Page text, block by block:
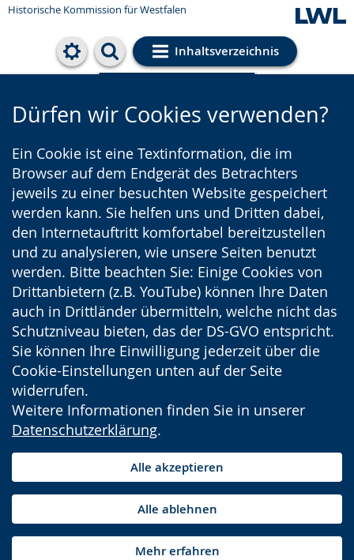
Historische Kommission für Westfalen
Inhaltsverzeichnis
Cookie-Einstellungen
Dürfen wir Cookies verwenden?
Ein Cookie ist eine Textinformation, die im
Browser auf dem Endgerät des Betrachters
jeweils zu einer besuchten Website gespeichert
werden kann. Sie helfen uns und Dritten dabei,
den Internetauftritt komfortabel bereitzustellen
und zu analysieren, wie unsere Seiten benutzt
werden. Bitte beachten Sie: Einige Cookies von
Drittanbietern (z.B. YouTube) können Ihre Daten
auch in Drittländer übermitteln, welche nicht das
Schutzniveau bieten, das der DS-GVO entspricht.
Sie können Ihre Einwilligung jederzeit über die
Cookie-Einstellungen unten auf der Seite
widerrufen.
Weitere Informationen finden Sie in unserer
Datenschutzerklärung.
Alle akzeptieren
Alle ablehnen
Mehr erfahren